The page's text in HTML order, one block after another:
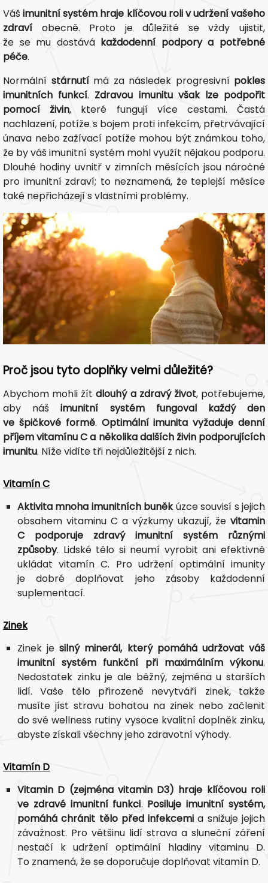
Vášimunitní systém hraje klíčovou roli v udržení vašeho
zdraví obecně. Proto je důležité se vždy ujistit,
že se mu dostává každodenní podpory a potřebné
péče.
Normální stárnutímá za následek progresivní pokles
imunitních funkcí. Zdravou imunitu však lze podpořit
pomocí živin, které fungují více cestami. Častá
nachlazení, potíže s bojem proti infekcím, přetrvávající
únava nebo zažívací potíže mohou být známkou toho,
že by váš imunitní systém mohl využít nějakou podporu.
Dlouhé hodiny uvnitř v zimních měsících jsou náročné
pro imunitní zdraví; to neznamená, že teplejší měsíce
také nepřicházejí s vlastními problémy.
Proč jsou tyto doplňky velmi důležité?
Abychom mohli žítdlouhý a zdravý život, potřebujeme,
aby nášimunitní systém fungoval každý den
ve špičkové formě. Optimální imunita vyžaduje denní
příjem vitamínu C a několika dalších živin podporujících
imunitu. Níže vidíte tři nejdůležitější z nich.
Vitamín C
Aktivita mnoha imunitních buněkúzce souvisí s jejich
obsahem vitaminu C a výzkumy ukazují, že vitamin
C podporuje zdravý imunitní systém různými
způsoby. Lidské tělo si neumí vyrobit ani efektivně
ukládat vitamín C. Pro udržení optimální imunity
je dobré doplňovat jeho zásoby každodenní
suplementací.
Zinek
Zinek jesilný minerál, který pomáhá udržovat váš
imunitní systém funkční při maximálním výkonu.
Nedostatek zinku je ale běžný, zejména u starších
lidí. Vaše tělo přirozeně nevytváří zinek, takže
musíte jíst stravu bohatou na zinek nebo začlenit
do své wellness rutiny vysoce kvalitní doplněk zinku,
abyste získali všechny jeho zdravotní výhody.
Vitamín D
Vitamin D (zejména vitamin D3) hraje klíčovou roli
ve zdravé imunitní funkci. Posiluje imunitní systém,
pomáhá chránit tělo před infekcemi a snižuje jejich
závažnost. Pro většinu lidí strava a sluneční záření
nestačí k udržení optimální hladiny vitaminu D.
To znamená, že se doporučuje doplňovat vitamín D.